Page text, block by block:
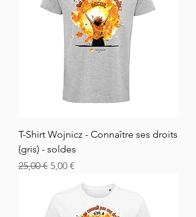
T-Shirt Wojnicz - Connaître ses droits
(gris) - soldes
Vanlig pris
25,00 € Salgspris
5,00 €